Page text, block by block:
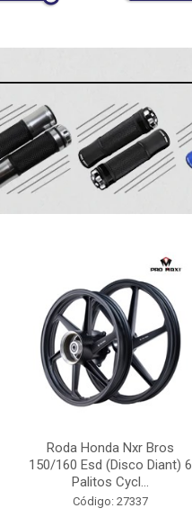
Roda Honda Nxr Bros
150/160 Esd (Disco Diant) 6
Palitos Cycl...
Código: 27337